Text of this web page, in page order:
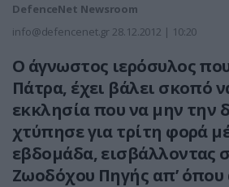
DefenceNet Newsroom
info@defencenet.gr 28.12.2012 | 10:20
Ο άγνωστος ιερόσυλος
Πάτρα, έχει βάλει σκοπό
εκκλησία που να μην την
χτύπησε για τρίτη φορά
εβδομάδα, εισβάλλοντας
Ζωοδόχου Πηγής απ’ όπου